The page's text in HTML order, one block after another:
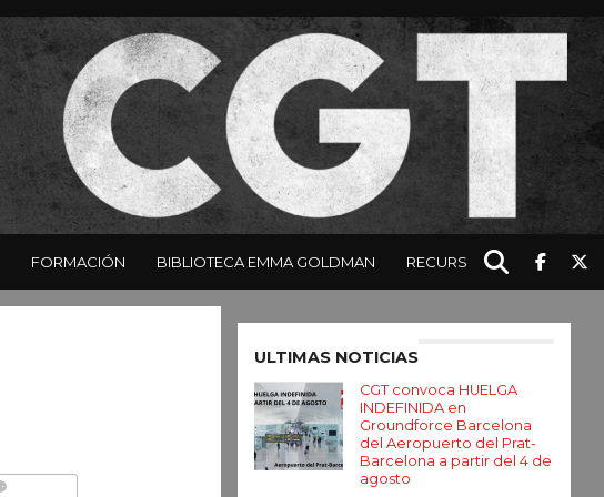
FORMACIÓN BIBLIOTECA EMMA GOLDMAN RECURSOS
ULTIMAS NOTICIAS
CGT convoca HUELGA
INDEFINIDA en
Groundforce Barcelona
del Aeropuerto del Prat-
Barcelona a partir del 4 de
agosto